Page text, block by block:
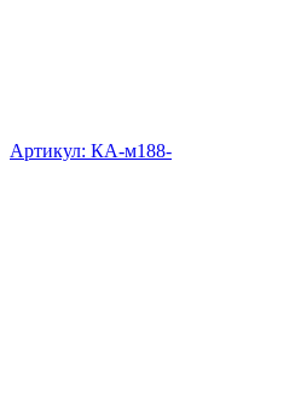
Артикул: КА-м188-